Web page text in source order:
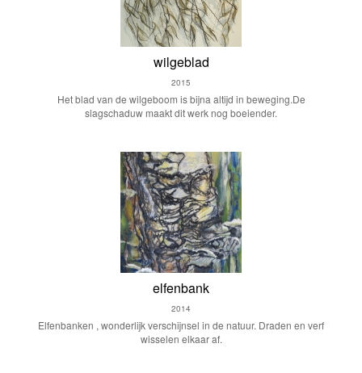
wilgeblad
2015
Het blad van de wilgeboom is bijna altijd in beweging.De
slagschaduw maakt dit werk nog boeiender.
elfenbank
2014
Elfenbanken , wonderlijk verschijnsel in de natuur. Draden en verf
wisselen elkaar af.